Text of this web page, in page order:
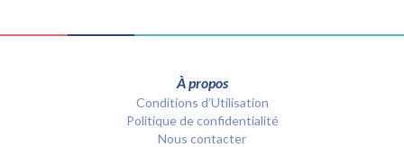
À propos
Conditions d’Utilisation
Politique de confidentialité
Nous contacter